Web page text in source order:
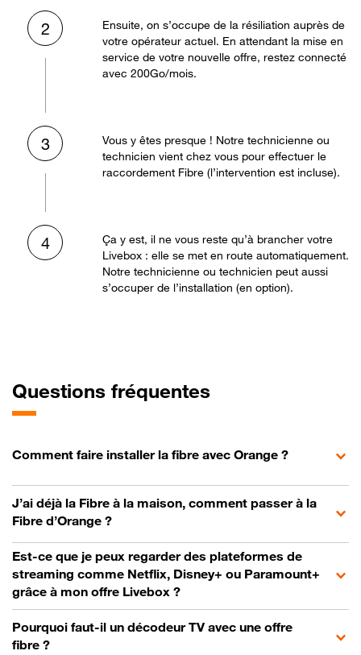
2
Ensuite, on s’occupe de la résiliation auprès de
votre opérateur actuel. En attendant la mise en
service de votre nouvelle offre, restez connecté
avec 200Go/mois.
3
Vous y êtes presque ! Notre technicienne ou
technicien vient chez vous pour effectuer le
raccordement Fibre (l’intervention est incluse).
4
Ça y est, il ne vous reste qu’à brancher votre
Livebox : elle se met en route automatiquement.
Notre technicienne ou technicien peut aussi
s’occuper de l’installation (en option).
Questions fréquentes
Comment faire installer la fibre avec Orange ?
J’ai déjà la Fibre à la maison, comment passer à la
Fibre d’Orange ?
Est-ce que je peux regarder des plateformes de
streaming comme Netflix, Disney+ ou Paramount+
grâce à mon offre Livebox ?
Pourquoi faut-il un décodeur TV avec une offre
fibre ?